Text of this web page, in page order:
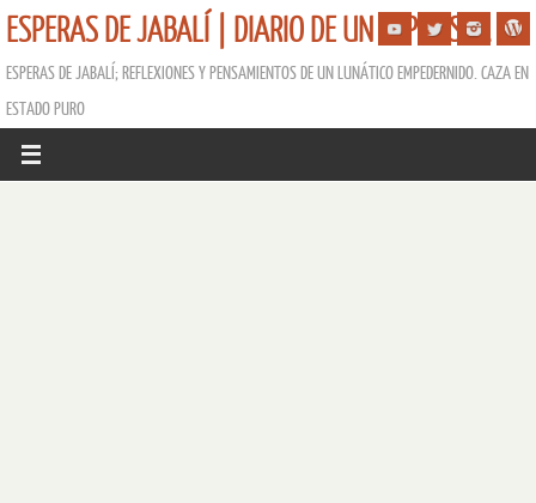
ESPERAS DE JABALÍ | DIARIO DE UN ESPERISTA
ESPERAS DE JABALÍ; REFLEXIONES Y PENSAMIENTOS DE UN LUNÁTICO EMPEDERNIDO. CAZA EN
ESTADO PURO